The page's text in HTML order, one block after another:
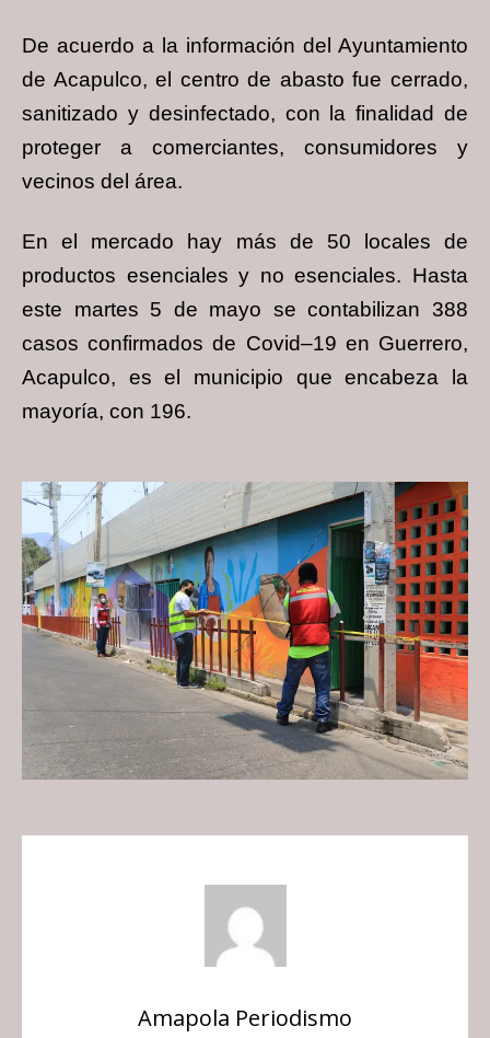
De acuerdo a la información del Ayuntamiento
de Acapulco, el centro de abasto fue cerrado,
sanitizado y desinfectado, con la finalidad de
proteger a comerciantes, consumidores y
vecinos del área.
En el mercado hay más de 50 locales de
productos esenciales y no esenciales. Hasta
este martes 5 de mayo se contabilizan 388
casos confirmados de Covid–19 en Guerrero,
Acapulco, es el municipio que encabeza la
mayoría, con 196.
Amapola Periodismo